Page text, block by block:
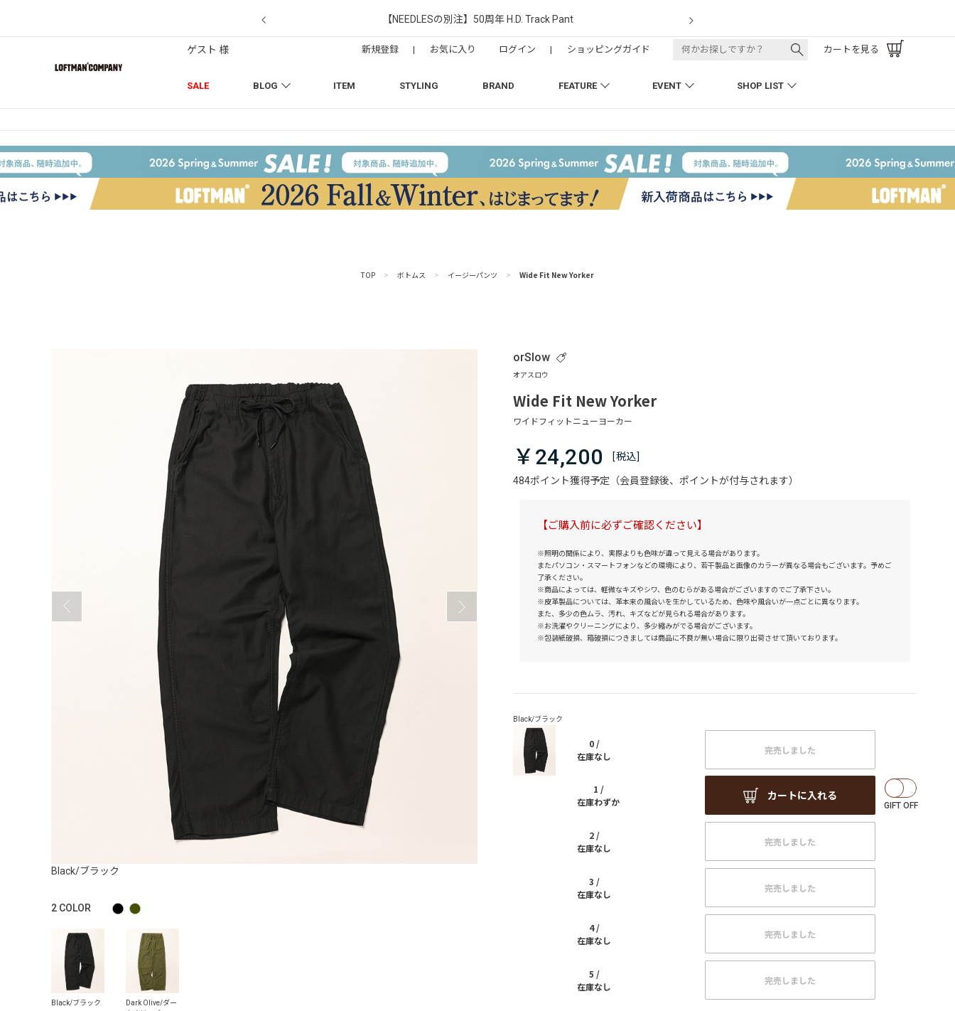
【NEEDLESの別注】50周年 H.D. Track Pant
SALE BLOG ITEM STYLING BRAND FEATURE EVENT SHOP LIST
ゲスト 様 新規登録 | お気に入り ログイン | ショッピングガイド カートを見る
TOP > ボトムス > イージーパンツ > Wide Fit New Yorker
Black/ブラック
2 COLOR
orSlow
Wide Fit New Yorker
484ポイント獲得予定（会員登録後、ポイントが付与されます）
￥24,200
【ご購入前に必ずご確認ください】
※照明の関係により、実際よりも色味が違って見える場合があります。
またパソコン・スマートフォンなどの環境により、若干製品と画像のカラーが異なる場合もございます。予めご
了承ください。
※商品によっては、軽微なキズやシワ、色のむらがある場合がございますのでご了承下さい。
※皮革製品については、革本来の風合いを生かしているため、色味や風合いが一点ごとに異なります。
また、多少の色ムラ、汚れ、キズなどが見られる場合があります。
※お洗濯やクリーニングにより、多少縮みがでる場合がございます。
※包装紙破損、箱破損につきましては商品に不良が無い場合に限り出荷させて頂いております。
0 /
在庫なし
完売しました
1 /
在庫わずか
カートに入れる
2 /
在庫なし
完売しました
3 /
在庫なし
完売しました
4 /
在庫なし
完売しました
5 /
在庫なし
完売しました